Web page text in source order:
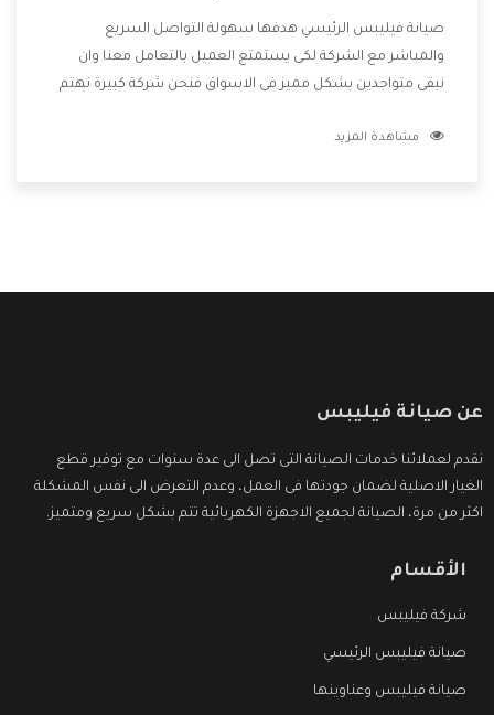
صيانة فيليبس الرئيسي هدفها سهولة التواصل السريع
والمباشر مع الشركة لكى يستمتع العميل بالتعامل معنا وان
نبقى متواجدين بشكل مميز فى الاسواق فنحن شركة كبيرة نهتم
الشركة بها والتى تكون منها خدمة الصيانة التى تكون من أهم
مشاهدة المزيد
عن صيانة فيليبس
نقدم لعملائنا خدمات الصيانة التى تصل الى عدة سنوات مع توفير قطع
الغيار الاصلية لضمان جودتها فى العمل، وعدم التعرض الى نفس المشكلة
اكثر من مرة، الصيانة لجميع الاجهزة الكهربائية تتم بشكل سريع ومتميز.
الأقسام
شركة فيليبس
صيانة فيليبس الرئيسي
صيانة فيليبس وعناوينها